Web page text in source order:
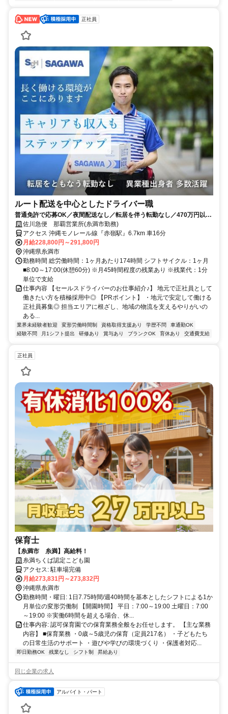
正社員
ルート配送を中心としたドライバー職
普通免許で応募OK／夜間配送なし／転居を伴う転勤なし／470万円以上
も可能！
佐川急便 那覇営業所(糸満市勤務)
アクセス 沖縄モノレール線『赤嶺駅』6.7km 車16分
月給228,800円～291,800円
沖縄県糸満市
勤務時間 総労働時間：1ヶ月あたり174時間 シフトサイクル：1ヶ月
■8:00～17:00(休憩60分) ※月45時間程度の残業あり ※残業代：1分
単位で支給
仕事内容 【セールスドライバーのお仕事紹介♪】 地元で正社員として
働きたい方を積極採用中◎ 【PRポイント】 ・地元で安定して働ける
正社員募集◎ 担当エリアに根ざし、地域の物流を支えるやりがいの
ある...
業界未経験者歓迎 変形労働時間制 資格取得支援あり 学歴不問
車通勤OK
経験不問
月1シフト提出 研修あり 賞与あり ブランクOK 育休あり 交通費支給
正社員
保育士
【糸満市 糸満】高給料！
糸満ちくば認定こども園
アクセス: 駐車場完備
月給273,831円～273,832円
沖縄県糸満市
勤務時間・曜日: 1日7.75時間/週40時間を基本としたシフトによる1か
月単位の変形労働制 【開園時間】 平日：7:00～19:00 土曜日：7:00
～19:00 ※実働6時間を超える場合、休...
仕事内容: 認可保育園での保育業務全般をお任せします。 【主な業務
内容】 ■保育業務 ・0歳～5歳児の保育（定員217名） ・子どもたち
の日常生活のサポート ・遊びや学びの環境づくり ・保護者対応...
即日勤務OK 残業なし シフト制 昇給あり
同じ企業の求人
アルバイト・パート